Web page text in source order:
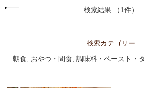
検索結果 （1件）
検索カテゴリー
朝食, おやつ・間食, 調味料・ペースト・